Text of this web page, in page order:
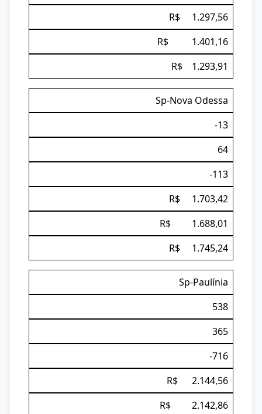
R$ 1.297,56
R$ 1.401,16
R$ 1.293,91
Sp-Nova Odessa
-13
64
-113
R$ 1.703,42
R$ 1.688,01
R$ 1.745,24
Sp-Paulínia
538
365
-716
R$ 2.144,56
R$ 2.142,86